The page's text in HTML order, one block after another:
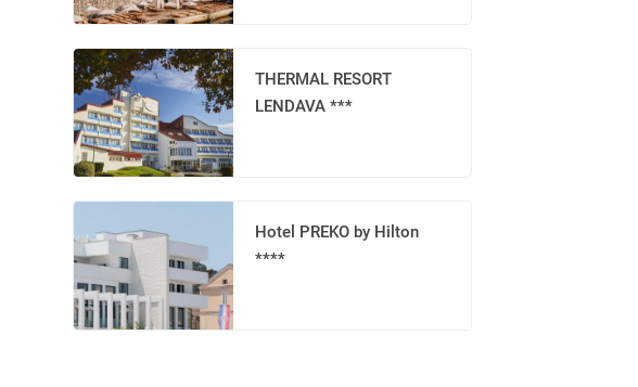
THERMAL RESORT
LENDAVA ***
Hotel PREKO by Hilton
****